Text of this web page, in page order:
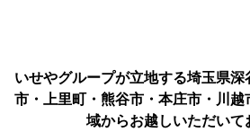
いせやグループが立地する埼玉県
市・上里町・熊谷市・本庄市・川
域からお越しいただいて